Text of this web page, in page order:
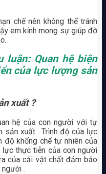
chế nên không thể tránh
em kính mong sự giúp đỡ
luận: Quan hệ biện
của lực lượng sản
xuất ?
hệ của con người với tự
sản xuất . Trình độ của lực
độ khống chế tự nhiên của
thực tiễn của con người
của cải vật chất đảm bảo
.